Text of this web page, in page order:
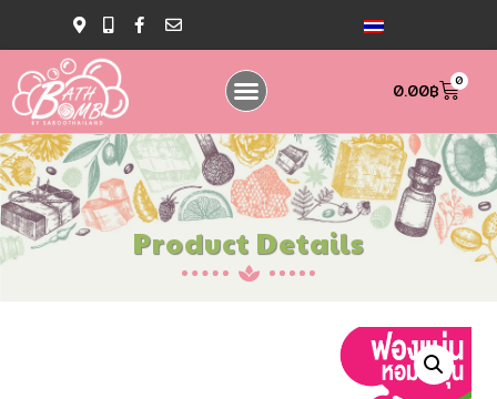
0.00฿ 0
Product Details